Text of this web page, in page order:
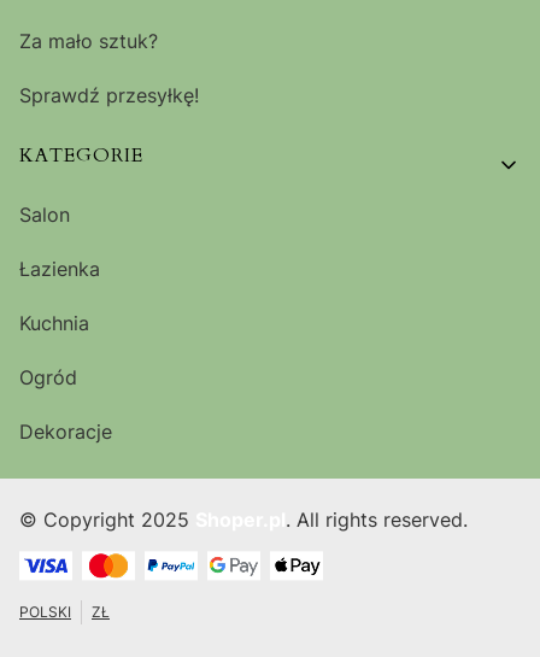
Za mało sztuk?
Sprawdź przesyłkę!
KATEGORIE
Salon
Łazienka
Kuchnia
Ogród
Dekoracje
© Copyright 2025 . All rights reserved.
POLSKI ZŁ